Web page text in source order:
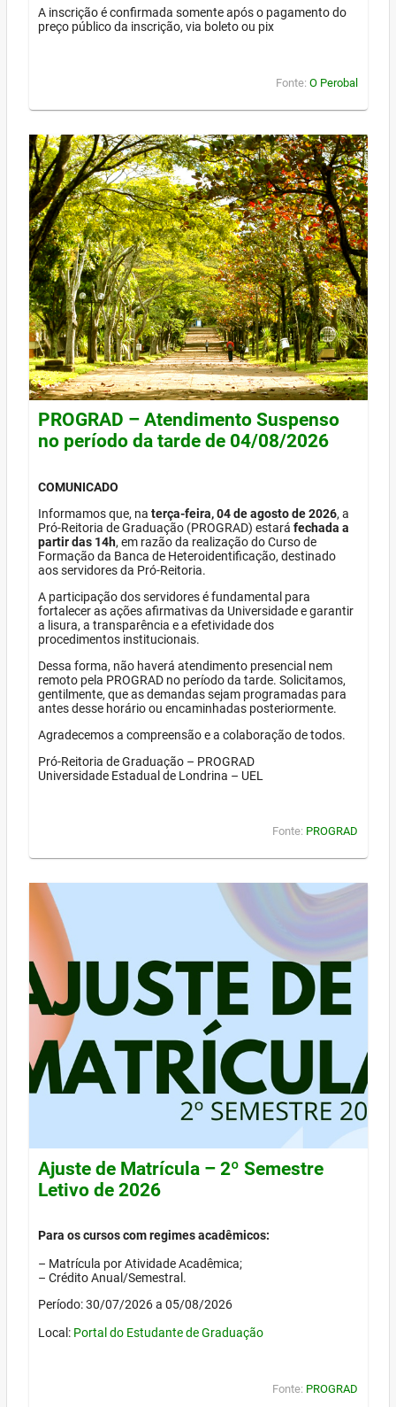
A inscrição é confirmada somente após o pagamento do
preço público da inscrição, via boleto ou pix
Fonte: O Perobal
PROGRAD – Atendimento Suspenso
no período da tarde de 04/08/2026
COMUNICADO
Informamos que, na terça-feira, 04 de agosto de 2026, a
Pró-Reitoria de Graduação (PROGRAD) estará fechada a
partir das 14h, em razão da realização do Curso de
Formação da Banca de Heteroidentificação, destinado
aos servidores da Pró-Reitoria.
A participação dos servidores é fundamental para
fortalecer as ações afirmativas da Universidade e garantir
a lisura, a transparência e a efetividade dos
procedimentos institucionais.
Dessa forma, não haverá atendimento presencial nem
remoto pela PROGRAD no período da tarde. Solicitamos,
gentilmente, que as demandas sejam programadas para
antes desse horário ou encaminhadas posteriormente.
Agradecemos a compreensão e a colaboração de todos.
Pró-Reitoria de Graduação – PROGRAD
Universidade Estadual de Londrina – UEL
Fonte: PROGRAD
Ajuste de Matrícula – 2º Semestre
Letivo de 2026
Para os cursos com regimes acadêmicos:
– Matrícula por Atividade Acadêmica;
– Crédito Anual/Semestral.
Período: 30/07/2026 a 05/08/2026
Local: Portal do Estudante de Graduação
Fonte: PROGRAD